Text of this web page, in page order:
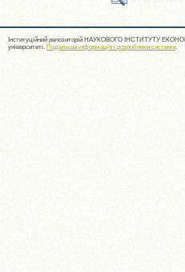
Інституційний репозиторій НАУКОВОГО ІНСТИТУТУ
університеті. Подальша інформація і розробники системи